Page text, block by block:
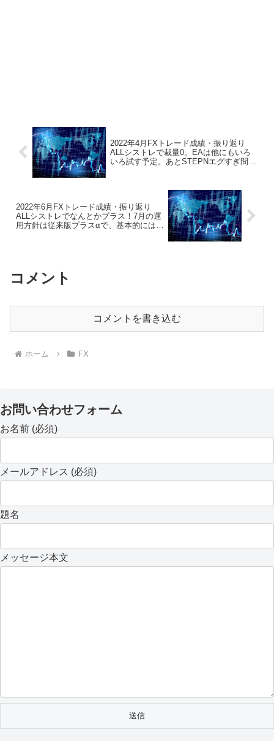
2022年4月FXトレード成績・振り返り
ALLシストレで裁量0。EAは他にもいろ
いろ試す予定。あとSTEPNエグすぎ問題
2022年6月FXトレード成績・振り返り
ALLシストレでなんとかプラス！7月の運
用方針は従来版プラスαで、基本的には同
コメント
コメントを書き込む
ホーム FX
お問い合わせフォーム
お名前 (必須)
メールアドレス (必須)
題名
メッセージ本文